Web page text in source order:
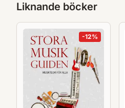
Liknande böcker
-12%